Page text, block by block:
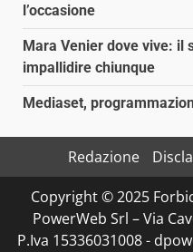
l’occasione
Mara Venier dove vive: il
impallidire chiunque
Mediaset,
Redazione
Copyright © 2025
PowerWeb Srl – Via
P.Iva 15336031008 -